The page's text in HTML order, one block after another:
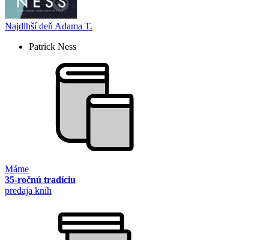
Najdlhší deň Adama T.
Patrick Ness
Máme
35-ročnú tradíciu
predaja kníh